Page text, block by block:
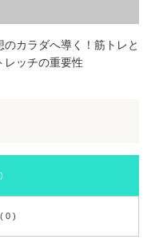
のカラダへ導く！筋トレと
レッチの重要性
0 )